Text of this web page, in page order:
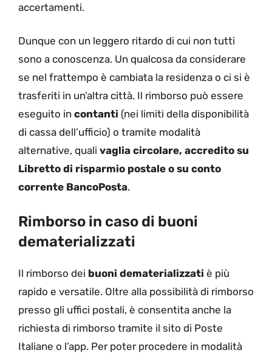
accertamenti.
Dunque con un leggero ritardo di cui non tutti
sono a conoscenza. Un qualcosa da considerare
se nel frattempo è cambiata la residenza o ci si è
trasferiti in un’altra città. Il rimborso può essere
eseguito in contanti (nei limiti della disponibilità
di cassa dell’ufficio) o tramite modalità
alternative, quali vaglia circolare, accredito su
Libretto di risparmio postale o su conto
corrente BancoPosta.
Rimborso in caso di buoni
dematerializzati
Il rimborso dei buoni dematerializzati è più
rapido e versatile. Oltre alla possibilità di rimborso
presso gli uffici postali, è consentita anche la
richiesta di rimborso tramite il sito di Poste
Italiane o l’app. Per poter procedere in modalità